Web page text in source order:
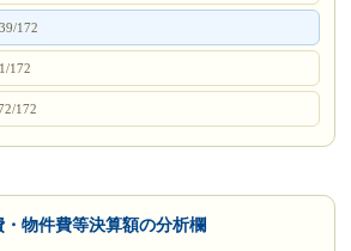
172
172
172
・物件費等決算額の分析欄